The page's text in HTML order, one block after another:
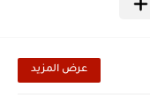
عرض المزيد